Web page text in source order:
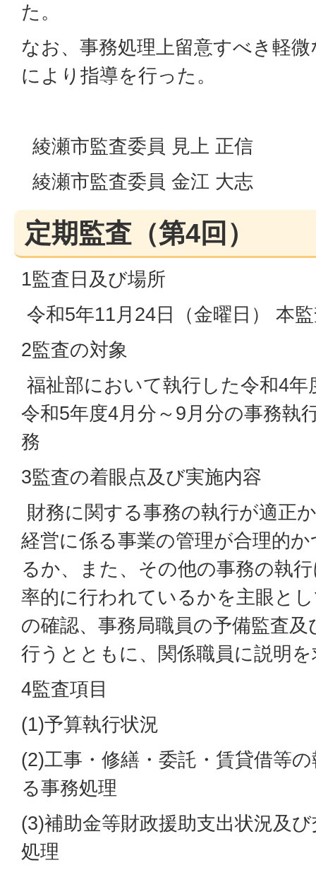
た。
なお、事務処理上留意すべき軽
により指導を行った。
綾瀬市監査委員 見上 正信
綾瀬市監査委員 金江 大志
定期監査（第4回）
1監査日及び場所
令和5年11月24日（金曜日） 本
2監査の対象
福祉部において執行した令和4年
令和5年度4月分～9月分の事務執
務
3監査の着眼点及び実施内容
財務に関する事務の執行が適正
経営に係る事業の管理が合理的
るか、また、その他の事務の執
率的に行われているかを主眼と
の確認、事務局職員の予備監査
行うとともに、関係職員に説明
4監査項目
(1)予算執行状況
(2)工事・修繕・委託・賃貸借等
る事務処理
(3)補助金等財政援助支出状況及
処理